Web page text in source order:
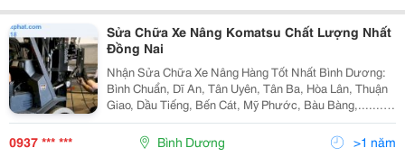
Sửa Chữa Xe Nâng Komatsu Chất Lượng Nhất
Đồng Nai
Nhận Sửa Chữa Xe Nâng Hàng Tốt Nhất Bình Dương:
Bình Chuẩn, Dĩ An, Tân Uyên, Tân Ba, Hòa Lân, Thuận
Giao, Dầu Tiếng, Bến Cát, Mỹ Phước, Bàu Bàng,.......
Phân Phối Vỏ Xe Nâng Tại Bình Dương, Bình Phước,
Tây Ninh, Đồng Nai, Hồ Chí Minh, Long An..
0937 *** *** Bình Dương >1 năm